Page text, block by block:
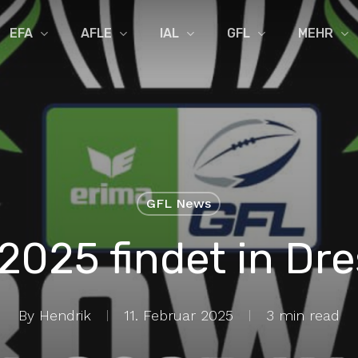
EFA AFLE IAL GFL MEHR
GFL News
findet in
By Hendrik 11. Februar 2025 3 min read